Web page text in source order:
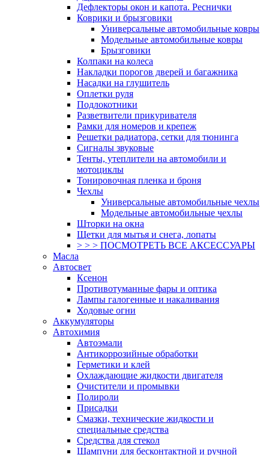
Дефлекторы окон и капота. Реснички
Коврики и брызговики
Универсальные автомобильные ковры
Модельные автомобильные ковры
Брызговики
Колпаки на колеса
Накладки порогов дверей и багажника
Насадки на глушитель
Оплетки руля
Подлокотники
Разветвители прикуривателя
Рамки для номеров и крепеж
Решетки радиатора, сетки для тюнинга
Сигналы звуковые
Тенты, утеплители на автомобили и
мотоциклы
Тонировочная пленка и броня
Чехлы
Универсальные автомобильные чехлы
Модельные автомобильные чехлы
Шторки на окна
Щетки для мытья и снега, лопаты
> > > ПОСМОТРЕТЬ ВСЕ АКСЕССУАРЫ
Масла
Автосвет
Ксенон
Противотуманные фары и оптика
Лампы галогенные и накаливания
Ходовые огни
Аккумуляторы
Автохимия
Автоэмали
Антикоррозийные обработки
Герметики и клей
Охлаждающие жидкости двигателя
Очистители и промывки
Полироли
Присадки
Смазки, технические жидкости и
специальные средства
Средства для стекол
Шампуни для бесконтактной и ручной